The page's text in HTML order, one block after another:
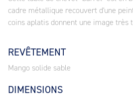
cadre métallique recouvert d'une
coins aplatis donnent une image très
REVÊTEMENT
Mango solide sable
DIMENSIONS